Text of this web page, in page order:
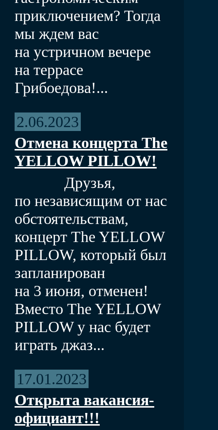
приключением? Тогда
мы ждем вас
на устричном вечере
на террасе
Грибоедова!...
2.06.2023
Отмена концерта The
YELLOW PILLOW!
Друзья,
по независящим от нас
обстоятельствам,
концерт The YELLOW
PILLOW, который был
запланирован
на 3 июня, отменен!
Вместо The YELLOW
PILLOW у нас будет
играть джаз...
17.01.2023
Открыта вакансия-
официант!!!